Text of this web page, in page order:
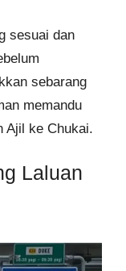
sesuai dan
sebarang
memandu
Ajil ke Chukai.
Laluan